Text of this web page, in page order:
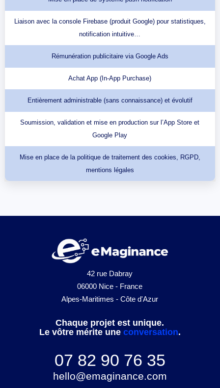
Liaison avec la console Firebase (produit Google) pour statistiques,
notification intuitive…
Rémunération publicitaire via Google Ads
Achat App (In-App Purchase)
Entièrement administrable (sans connaissance) et évolutif
Soumission, validation et mise en production sur l’App Store et
Google Play
Mise en place de la politique de traitement des cookies, RGPD,
mentions légales
42 rue Dabray
06000 Nice - France
Alpes-Maritimes - Côte d'Azur
Chaque projet est unique.
Le vôtre mérite une conversation.
07 82 90 76 35
hello@emaginance.com